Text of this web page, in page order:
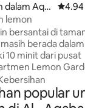
dalam Aqa
4.94
lemon
bersantai di
berada dalam
10 minit dari pusat
Lemon
🛏️ Dua bilik tidur
🛋️ tamu yang luas
orang) 🍳 Dapur
popular